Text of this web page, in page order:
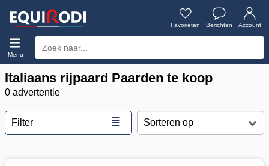
Favorieten Berichten Account
Menu
Italiaans rijpaard Paarden te koop
0 advertentie
Filter ≣